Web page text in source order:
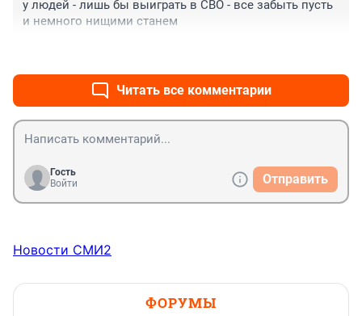
у людей - лишь бы выиграть в СВО - все забыть пусть
и немного нищими станем
Читать все комментарии
Гость
Войти
Отправить
Новости СМИ2
ФОРУМЫ